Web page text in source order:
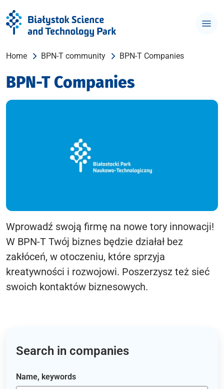
Home BPN-T community BPN-T Companies
BPN-T Companies
Wprowadź swoją firmę na nowe tory innowacji!
W BPN-T Twój biznes będzie działał bez
zakłóceń, w otoczeniu, które sprzyja
kreatywności i rozwojowi. Poszerzysz też sieć
swoich kontaktów biznesowych.
Search in companies
Name, keywords